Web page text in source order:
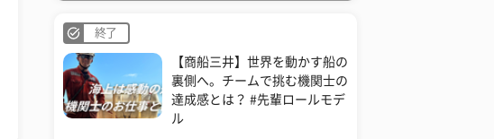
終了
【商船三井】世界を動かす船の
裏側へ。チームで挑む機関士の
達成感とは？ #先輩ロールモデ
ル